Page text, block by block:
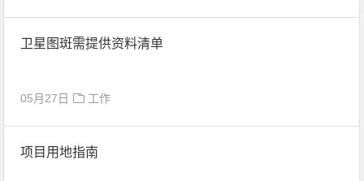
卫星图斑需提供资料清单
05月27日 工作
项目用地指南